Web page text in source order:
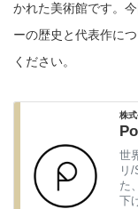
かれた美術館です。
ーの歴史と代表作に
ください。
株
世
リ
た
下